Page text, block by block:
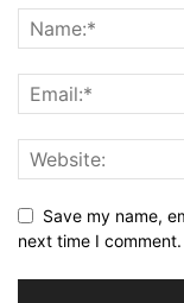
Save my name,
next time I comment.